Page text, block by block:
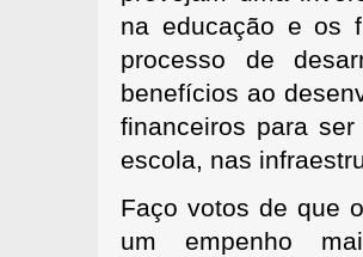
na educação e os
processo de
benefícios ao
financeiros para
escola, nas
Faço votos de que
um empenho